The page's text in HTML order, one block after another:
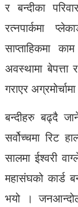
र बन्दीका
रत्नपार्कमा
साप्ताहिकमा
अवस्थामा बेपत्ता
गराएर
बन्दीहरु बढ्दै
सर्वोच्चमा रिट
सालमा ईश्वरी
महासंघको कार्ड
भयो ।